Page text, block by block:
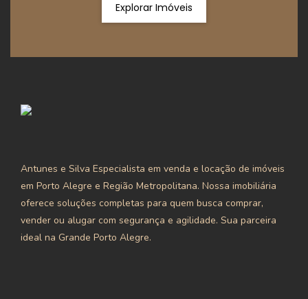
Explorar Imóveis
Antunes e Silva Especialista em venda e locação de imóveis
em Porto Alegre e Região Metropolitana. Nossa imobiliária
oferece soluções completas para quem busca comprar,
vender ou alugar com segurança e agilidade. Sua parceira
ideal na Grande Porto Alegre.